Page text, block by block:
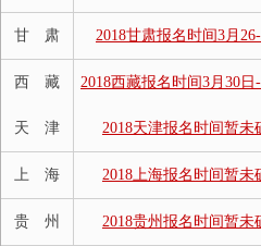
甘 肃 2018甘肃报名时间3月26-
西 藏 2018西藏报名时间3月30日
天 津 2018天津报名时间暂未
上 海 2018上海报名时间暂未
贵 州 2018贵州报名时间暂未